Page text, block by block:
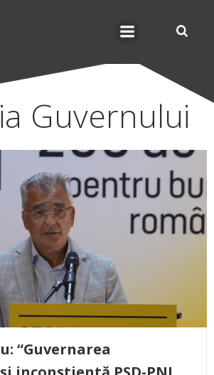
Guvernului
“Guvernarea